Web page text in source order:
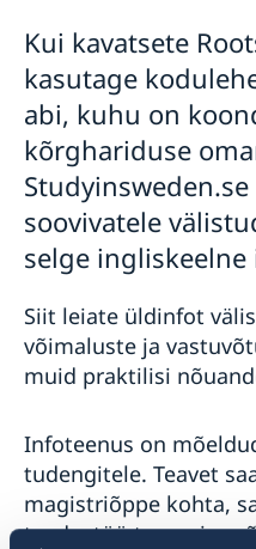
Eesti tähtajalise
EL-i pikaajalise elaniku
Euroopa Liidu kodanikud
Reisimine lastega
Reisimine
Rootsi õppima
Rootsi tollieeskirjad
Kui kavatsete
kasutage
abi, kuhu on
kõrghariduse
soovivatele
selge
Siit leiate üldinfot
võimaluste ja
muid praktilisi
Infoteenus on
tudengitele. Teavet
magistriõppe kohta,
teadustöö tegemise